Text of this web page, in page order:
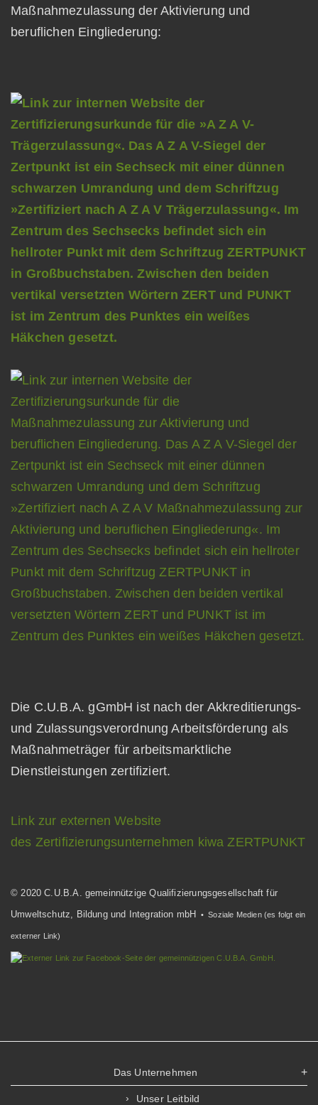
Maßnahmezulassung der Aktivierung und
beruflichen Eingliederung:
Die C.U.B.A. gGmbH ist nach der Akkreditierungs-
und Zulassungsverordnung Arbeitsförderung als
Maßnahmeträger für arbeitsmarktliche
Dienstleistungen zertifiziert.
Link zur externen Website
des Zertifizierungsunternehmen kiwa ZERTPUNKT
© 2020 C.U.B.A. gemeinnützige Qualifizierungsgesellschaft für
Umweltschutz, Bildung und Integration mbH
• Soziale Medien (es folgt ein
externer Link)
Das Unternehmen
Unser Leitbild